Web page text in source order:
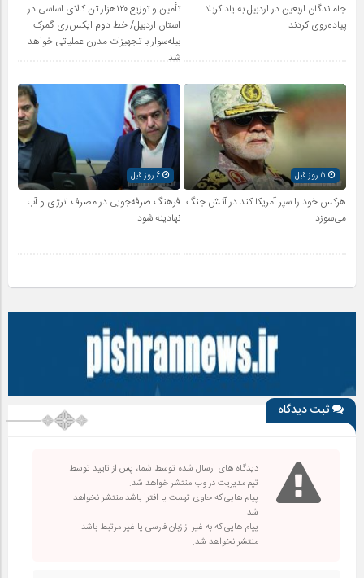
جاماندگان اربعین در اردبیل به یاد کربلا
پیاده‌روی کردند
تأمین و توزیع ۱۲۰هزار تن کالای اساسی در
استان اردبیل/ خط دوم ایکس‌ری گمرک
بیله‌سوار با تجهیزات مدرن عملیاتی خواهد
شد
هرکس خود را سپر آمریکا کند در آتش جنگ
می‌سوزد
فرهنگ صرفه‌جویی در مصرف انرژی و آب
نهادینه شود
ثبت دیدگاه
دیدگاه های ارسال شده توسط شما، پس از تایید توسط
تیم مدیریت در وب منتشر خواهد شد.
پیام هایی که حاوی تهمت یا افترا باشد منتشر نخواهد
شد.
پیام هایی که به غیر از زبان فارسی یا غیر مرتبط باشد
منتشر نخواهد شد.